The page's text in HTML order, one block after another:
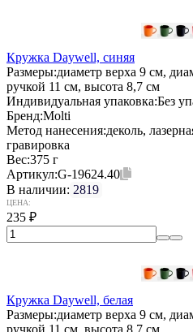
Кружка Daywell, синяя
Размеры:диаметр верха 9 см,
ручкой 11 см, высота 8,7 см
Индивидуальная упаковка:Без
Бренд:Molti
Метод нанесения:деколь,
гравировка
Вес:375 г
Артикул:G-19624.40
В наличии: 2819
ЦЕНА:
235 ₽
Кружка Daywell, белая
Размеры:диаметр верха 9 см,
ручкой 11 см, высота 8,7 см